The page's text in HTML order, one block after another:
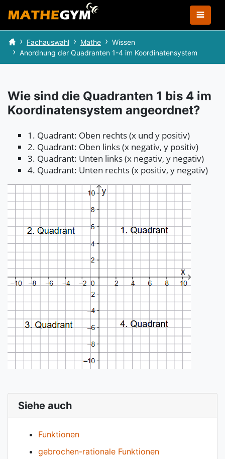
Fachauswahl Mathe
Wissen
Anordnung der Quadranten 1-4 im Koordinatensystem
Wie sind die Quadranten 1 bis 4 im
Koordinatensystem angeordnet?
1. Quadrant: Oben rechts (x und y positiv)
2. Quadrant: Oben links (x negativ, y positiv)
3. Quadrant: Unten links (x negativ, y negativ)
4. Quadrant: Unten rechts (x positiv, y negativ)
Siehe auch
Funktionen
gebrochen-rationale Funktionen